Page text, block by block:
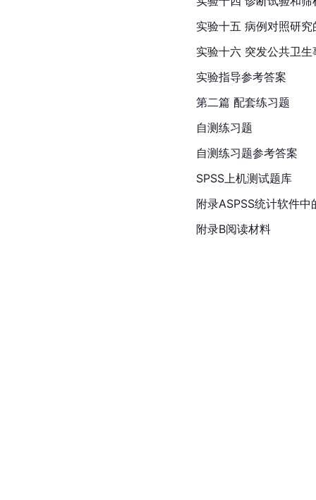
实验十五 病例对照研
实验十六 突发公共卫
实验指导参考答案
第二篇 配套练习题
自测练习题
自测练习题参考答案
SPSS上机测试题库
附录ASPSS统计软件
附录B阅读材料